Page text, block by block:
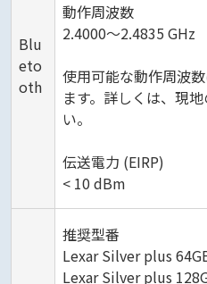
Blu
eto
oth
動作周波数
2.4000～2.4835 GHz
使用可能な動作周波
ます。詳しくは、現
い。
伝送電力 (EIRP)
< 10 dBm
推奨型番
Lexar Silver plus
Lexar Silver plus